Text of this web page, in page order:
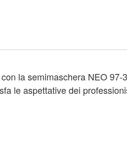
la semimaschera NEO 97-
le aspettative dei